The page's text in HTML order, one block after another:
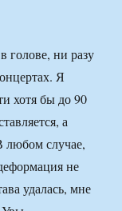
голове, ни разу
Я
хотя бы до 90
а
любом случае,
не
удалась, мне